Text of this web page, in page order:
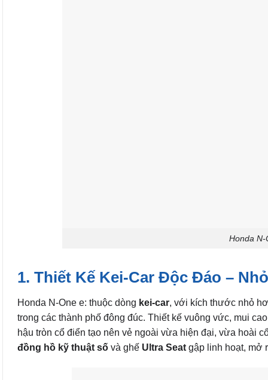
Honda
1. Thiết Kế Kei-Car Độc Đáo –
Honda N-One e: thuộc dòng kei-car, với kích thước nhỏ
trong các thành phố đông đúc. Thiết kế vuông vức, mui
hậu tròn cổ điển tạo nên vẻ ngoài vừa hiện đại, vừa hoài
đồng hồ kỹ thuật số và ghế Ultra Seat gập linh hoạt, mở